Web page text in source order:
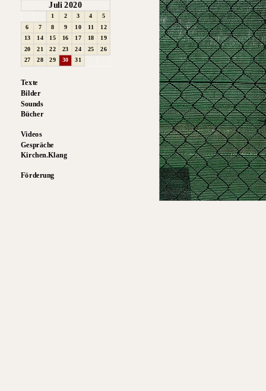
Juli 2020
1 2 3 4
5
6
7 8 9 10 11 12
13 14 15 16 17 18
19
20
21 22 23 24 25 26
27 28 29 30 31
Texte
Bilder
Sounds
Bücher
Videos
Gespräche
Kirchen.Klang
Förderung